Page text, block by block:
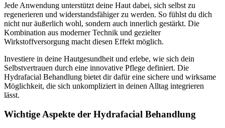
Jede Anwendung unterstützt deine Haut dabei, sich selbst zu
regenerieren und widerstandsfähiger zu werden. So fühlst du dich
nicht nur äußerlich wohl, sondern auch innerlich gestärkt. Die
Kombination aus moderner Technik und gezielter
Wirkstoffversorgung macht diesen Effekt möglich.
Investiere in deine Hautgesundheit und erlebe, wie sich dein
Selbstvertrauen durch eine innovative Pflege definiert. Die
Hydrafacial Behandlung bietet dir dafür eine sichere und wirksame
Möglichkeit, die sich unkompliziert in deinen Alltag integrieren
lässt.
Wichtige Aspekte der Hydrafacial Behandlung